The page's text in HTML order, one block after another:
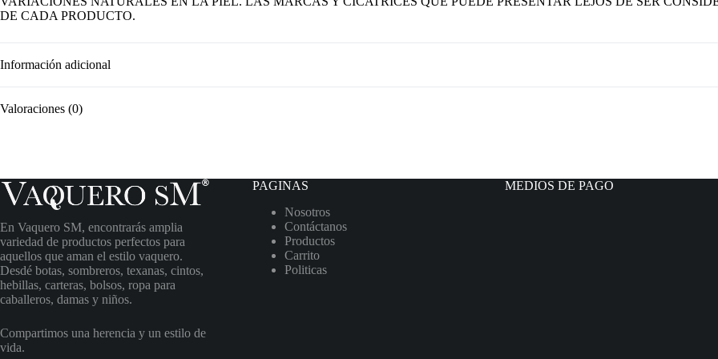
DE CADA PRODUCTO.
Información adicional
Valoraciones (0)
En Vaquero SM, encontrarás amplia
variedad de productos perfectos para
aquellos que aman el estilo vaquero.
Desdé botas, sombreros, texanas, cintos,
hebillas, carteras, bolsos, ropa para
caballeros, damas y niños.
Compartimos una herencia y un estilo de
vida.
PAGINAS
Nosotros
Contáctanos
Productos
Carrito
Politicas
MEDIOS DE PAGO